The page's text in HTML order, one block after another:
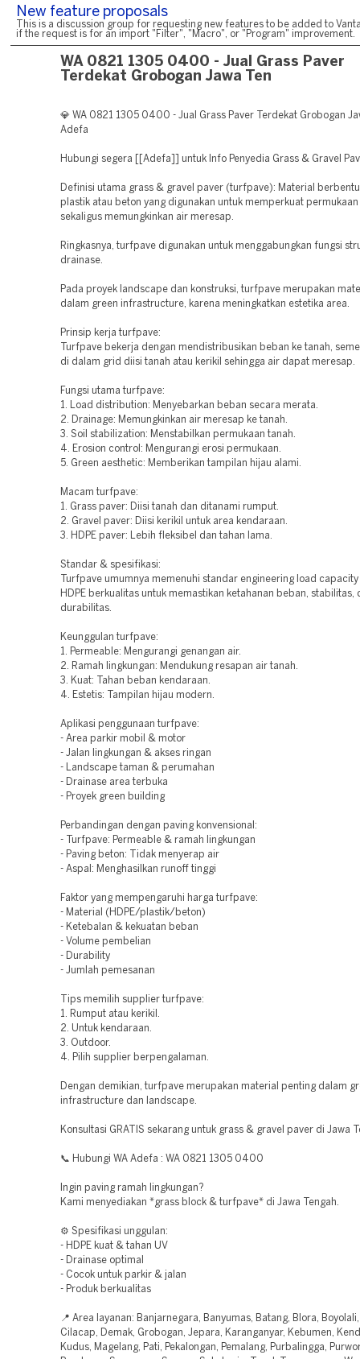
New feature proposals
This is a discussion group for requesting new features to be added to
if the request is for an import "Filter", "Macro", or "Program" improvement.
WA 0821 1305 0400 - Jual Grass Paver
Terdekat Grobogan Jawa Ten
💎 WA 0821 1305 0400 - Jual Grass Paver Terdekat Grobogan
Adefa
Hubungi segera [[Adefa]] untuk Info Penyedia Grass & Gravel
Definisi utama grass & gravel paver (turfpave): Material
plastik atau beton yang digunakan untuk memperkuat permukaan
sekaligus memungkinkan air meresap.
Ringkasnya, turfpave digunakan untuk menggabungkan fungsi
drainase.
Pada proyek landscape dan konstruksi, turfpave merupakan
dalam green infrastructure, karena meningkatkan estetika area.
Prinsip kerja turfpave:
Turfpave bekerja dengan mendistribusikan beban ke tanah,
di dalam grid diisi tanah atau kerikil sehingga air dapat meresap.
Fungsi utama turfpave:
1. Load distribution: Menyebarkan beban secara merata.
2. Drainage: Memungkinkan air meresap ke tanah.
3. Soil stabilization: Menstabilkan permukaan tanah.
4. Erosion control: Mengurangi erosi permukaan.
5. Green aesthetic: Memberikan tampilan hijau alami.
Macam turfpave:
1. Grass paver: Diisi tanah dan ditanami rumput.
2. Gravel paver: Diisi kerikil untuk area kendaraan.
3. HDPE paver: Lebih fleksibel dan tahan lama.
Standar & spesifikasi:
Turfpave umumnya memenuhi standar engineering load
HDPE berkualitas untuk memastikan ketahanan beban, stabilitas,
durabilitas.
Keunggulan turfpave:
1. Permeable: Mengurangi genangan air.
2. Ramah lingkungan: Mendukung resapan air tanah.
3. Kuat: Tahan beban kendaraan.
4. Estetis: Tampilan hijau modern.
Aplikasi penggunaan turfpave:
- Area parkir mobil & motor
- Jalan lingkungan & akses ringan
- Landscape taman & perumahan
- Drainase area terbuka
- Proyek green building
Perbandingan dengan paving konvensional:
- Turfpave: Permeable & ramah lingkungan
- Paving beton: Tidak menyerap air
- Aspal: Menghasilkan runoff tinggi
Faktor yang mempengaruhi harga turfpave:
- Material (HDPE/plastik/beton)
- Ketebalan & kekuatan beban
- Volume pembelian
- Durability
- Jumlah pemesanan
Tips memilih supplier turfpave:
1. Rumput atau kerikil.
2. Untuk kendaraan.
3. Outdoor.
4. Pilih supplier berpengalaman.
Dengan demikian, turfpave merupakan material penting dalam
infrastructure dan landscape.
Konsultasi GRATIS sekarang untuk grass & gravel paver di Jawa
📞 Hubungi WA Adefa : WA 0821 1305 0400
Ingin paving ramah lingkungan?
Kami menyediakan *grass block & turfpave* di Jawa Tengah.
⚙️ Spesifikasi unggulan:
- HDPE kuat & tahan UV
- Drainase optimal
- Cocok untuk parkir & jalan
- Produk berkualitas
📍 Area layanan: Banjarnegara, Banyumas, Batang, Blora,
Cilacap, Demak, Grobogan, Jepara, Karanganyar, Kebumen,
Kudus, Magelang, Pati, Pekalongan, Pemalang, Purbalingga,